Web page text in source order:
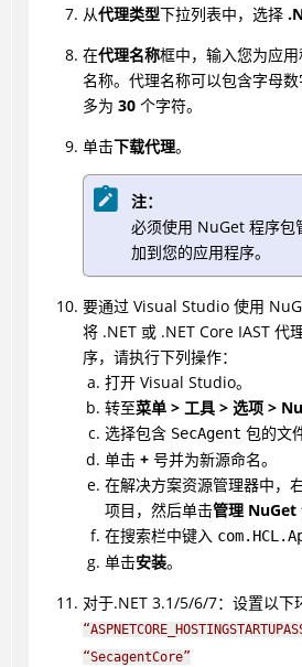
从代理类型下拉列表中，选择
在代理名称框中，输入您为应
名称。代理名称可以包含字母
多为 30个字符。
单击下载代理。
注：
必须使用 NuGet 程序包
加到您的应用程序。
要通过 Visual Studio 使用
将 .NET 或 .NET Core IAST 代
序，请执行下列操作：
打开 Visual Studio。
转至菜单 > 工具 > 选项 >
选择包含 SecAgent 包的文
单击 +号并为新源命名。
在解决方案资源管理器中，
项目，然后单击管理 NuGet
在搜索栏中键入
单击安装。
对于.NET 3.1/5/6/7：设置以下
“SecagentCore”